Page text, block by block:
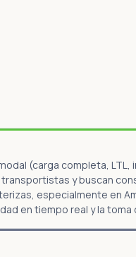
(carga completa,
y buscan
especialmente en
en tiempo real y la